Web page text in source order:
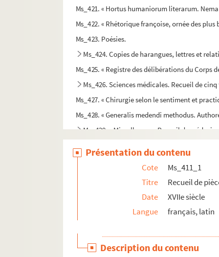
Ms_421. « Hortus humaniorum literarum.
Ms_422. « Rhétorique françoise, ornée des
Ms_423. Poésies.
Ms_424. Copies de harangues, lettres et
Ms_425. « Registre des délibérations du Corps
Ms_426. Sciences médicales. Recueil de
Ms_427. « Chirurgie selon le sentiment et
Ms_428. « Generalis medendi methodus.
Ms_429. « Miscellanea ». Recueil de
Ms_431. Notes et observations médicales.
Ms_436. Maladies de la poitrine. Maladies des
Ms_437. Recueil de médecine
Présentation du contenu
Cote
Ms_411_1
Titre
Recueil de
Date
XVIIe siècle
Langue
français, latin
Description du contenu